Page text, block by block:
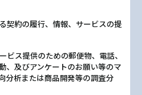
契約の履行、情報、サービスの提
ビス提供のための郵便物、電話、
、及びアンケートのお願い等のマ
分析または商品開発等の調査分